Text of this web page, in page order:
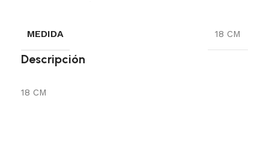
MEDIDA 18 CM
Descripción
18 CM